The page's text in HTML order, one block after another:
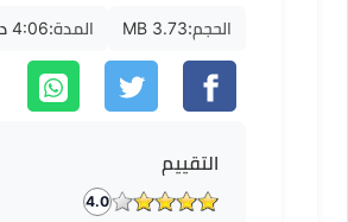
mp3
الحجم:3.73 MB المدة:4:06 دقيقة
التقييم
4.0